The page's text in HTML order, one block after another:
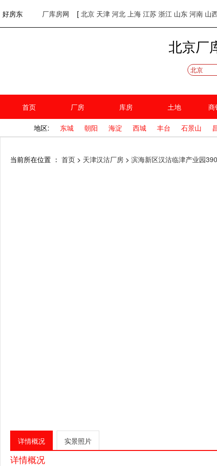
好房东 厂库房网 [ 北京 天津 河北 上海 江苏 浙江 山东 河南 山
欢迎访问好房东！网站首页
北京厂
北京
首页 厂房 库房 土地 商
地区: 东城 朝阳 海淀 西城 丰台 石景山
当前所在位置 ： 首页 > 天津汉沽厂房 > 滨海新区汉沽临津产业园
详情概况 实景照片
详情概况